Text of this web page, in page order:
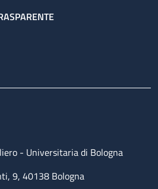
- Universitaria di Bologna
9, 40138 Bologna